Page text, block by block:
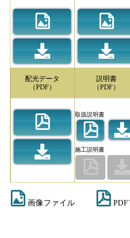
配光データ
（PDF）
説明書
（PDF）
取扱説明書
施工説明書
画像ファイル